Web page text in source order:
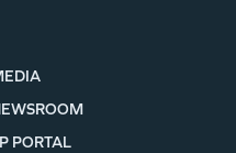
PORTAL